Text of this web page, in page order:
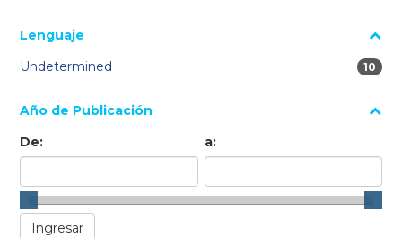
Lenguaje
Undetermined
10
10
Año de Publicación
De:
a: